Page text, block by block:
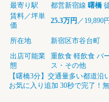
最寄り駅
都営新宿線 曙橋
賃料／坪単
価
25.3万円 ／19,890円
所在地 新宿区市谷台町
出店可能業
態
重飲食 軽飲食 バ
ス・その他
【曙橋3分】交通量多い都道沿
お気に入り追加 30秒で完了！